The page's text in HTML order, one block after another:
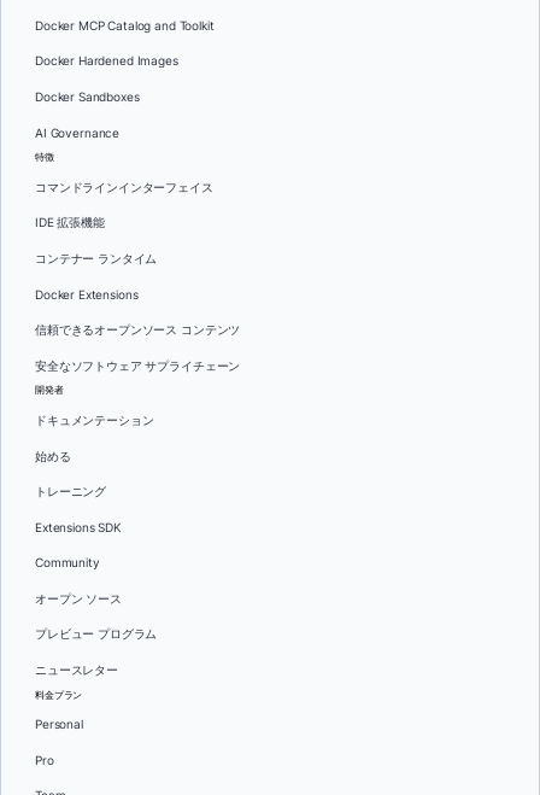
Docker MCP Catalog and Toolkit
Docker Hardened Images
Docker Sandboxes
AI Governance
特徴
コマンドラインインターフェイス
IDE 拡張機能
コンテナー ランタイム
Docker Extensions
信頼できるオープンソース コンテンツ
安全なソフトウェア サプライチェーン
開発者
ドキュメンテーション
始める
トレーニング
Extensions SDK
Community
オープン ソース
プレビュー プログラム
ニュースレター
料金プラン
Personal
Pro